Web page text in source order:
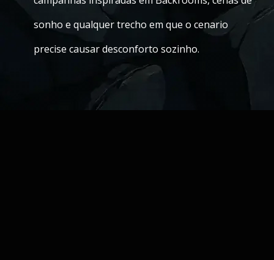
sonho e qualquer trecho em que o cenario
precise causar desconforto sozinho.